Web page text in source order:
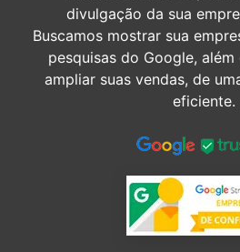
divulgação da sua
Buscamos mostrar sua
pesquisas do Google,
ampliar suas vendas, de
eficiente.